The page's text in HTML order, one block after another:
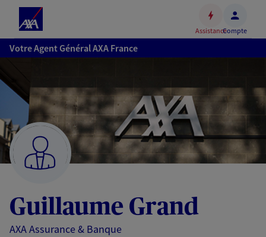
Accéder
au
Accéder
au
pied
de
page
AssistanceCompte
Votre Agent Général AXA France
Guillaume Grand
AXA Assurance & Banque